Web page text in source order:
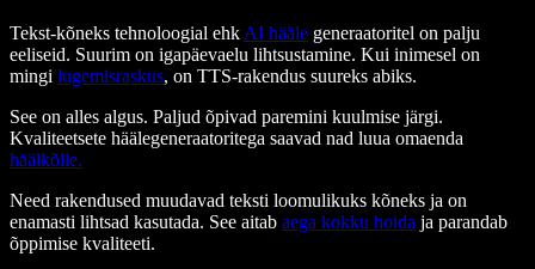
Tekst-kõneks tehnoloogial ehk AI hääle generaatoritel on palju
eeliseid. Suurim on igapäevaelu lihtsustamine. Kui inimesel on
mingi lugemisraskus, on TTS-rakendus suureks abiks.
See on alles algus. Paljud õpivad paremini kuulmise järgi.
Kvaliteetsete häälegeneraatoritega saavad nad luua omaenda
häälkõlle.
Need rakendused muudavad teksti loomulikuks kõneks ja on
enamasti lihtsad kasutada. See aitab aega kokku hoida ja parandab
õppimise kvaliteeti.